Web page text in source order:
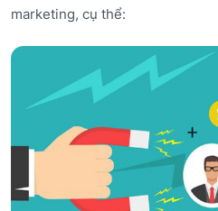
marketing, cụ thể: